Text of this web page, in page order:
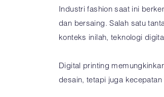
Industri fashion saat ini
dan bersaing. Salah satu
konteks inilah, teknologi
Digital printing
desain, tetapi juga